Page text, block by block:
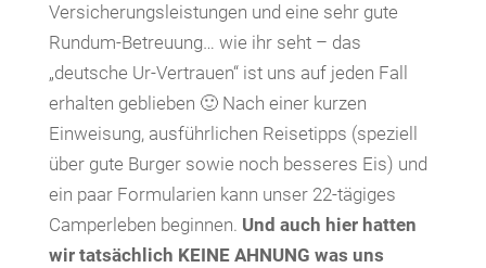
Versicherungsleistungen und eine sehr gute
Rundum-Betreuung… wie ihr seht – das
„deutsche Ur-Vertrauen“ ist uns auf jeden Fall
erhalten geblieben 🙂 Nach einer kurzen
Einweisung, ausführlichen Reisetipps (speziell
über gute Burger sowie noch besseres Eis) und
ein paar Formularien kann unser 22-tägiges
Camperleben beginnen. Und auch hier hatten
wir tatsächlich KEINE AHNUNG was uns